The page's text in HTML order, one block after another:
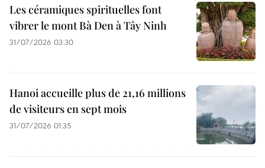
Les céramiques spirituelles font
vibrer le mont Bà Den à Tây Ninh
31/07/2026 03:30
Hanoi accueille plus de 21,16 millions
de visiteurs en sept mois ​
31/07/2026 01:35